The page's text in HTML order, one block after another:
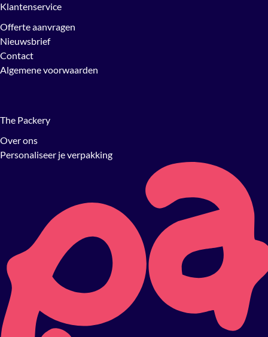
Klantenservice
Offerte aanvragen
Nieuwsbrief
Contact
Algemene voorwaarden
The Packery
Over ons
Personaliseer je verpakking